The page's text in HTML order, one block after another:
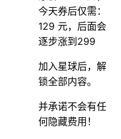
今天券后仅需：
129 元，后面会
逐步涨到299
加入星球后，解
锁全部内容。
并承诺不会有任
何隐藏费用！